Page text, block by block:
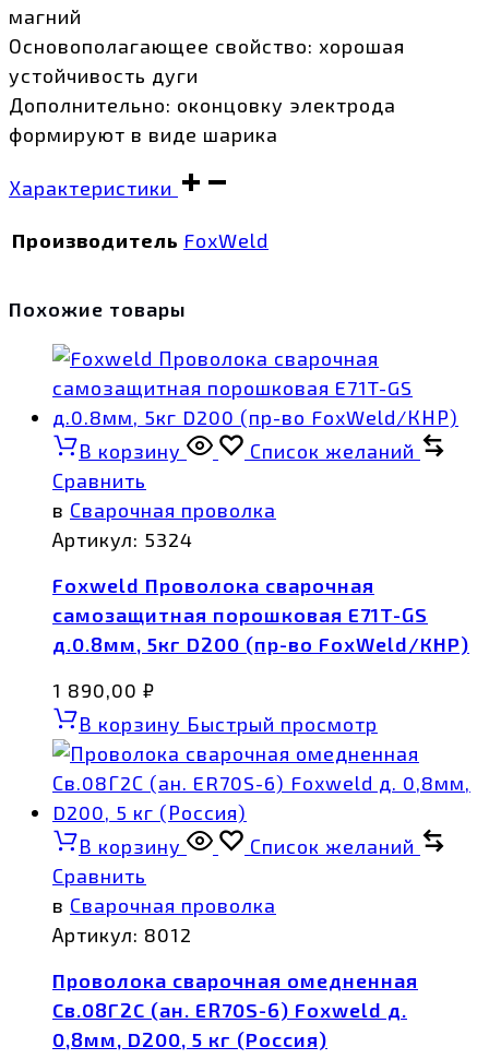
магний
Основополагающее свойство: хорошая
устойчивость дуги
Дополнительно: оконцовку электрода
формируют в виде шарика
Характеристики
Производитель FoxWeld
Похожие товары
В корзину
Список желаний
Сравнить
в Сварочная проволка
Артикул: 5324
Foxweld Проволока сварочная
самозащитная порошковая E71T-GS
д.0.8мм, 5кг D200 (пр-во FoxWeld/КНР)
1 890,00 ₽
В корзину Быстрый просмотр
В корзину
Список желаний
Сравнить
в Сварочная проволка
Артикул: 8012
Проволока сварочная омедненная
Св.08Г2С (ан. ER70S-6) Foxweld д.
0,8мм, D200, 5 кг (Россия)